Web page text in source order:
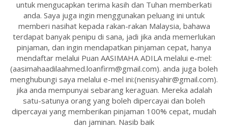
untuk mengucapkan terima kasih dan Tuhan memberkati
anda. Saya juga ingin menggunakan peluang ini untuk
memberi nasihat kepada rakan-rakan Malaysia, bahawa
terdapat banyak penipu di sana, jadi jika anda memerlukan
pinjaman, dan ingin mendapatkan pinjaman cepat, hanya
mendaftar melalui Puan AASIMAHA ADILA melalui e-mel:
(aasimahaadilaahmed.loanfirm@gmail.com). anda juga boleh
menghubungi saya melalui e-mel ini:(nenisyahir@gmail.com).
jika anda mempunyai sebarang keraguan. Mereka adalah
satu-satunya orang yang boleh dipercayai dan boleh
dipercayai yang memberikan pinjaman 100% cepat, mudah
dan jaminan. Nasib baik